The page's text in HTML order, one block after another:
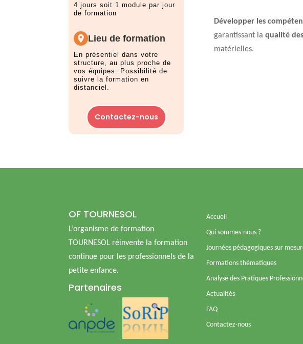
4 jours soit 1 module par jour
de formation
Lieu de formation
En présentiel dans votre
structure, au plus proche de
vos équipes. Possibilité de
suivre la formation en
distanciel.
Contactez-nous
Développer les
garantissant la qualité
matérielles.
OF TOURNESOL
L’organisme de formation
TOURNESOL réinvente la formation
continue pour les professionnels de la
petite enfance.
Partenaires
Accueil
Qui sommes-nous ?
Journées pédagogiques sur
Formations thématiques
Analyse des Pratiques
Actualités
FAQ
Contactez-nous